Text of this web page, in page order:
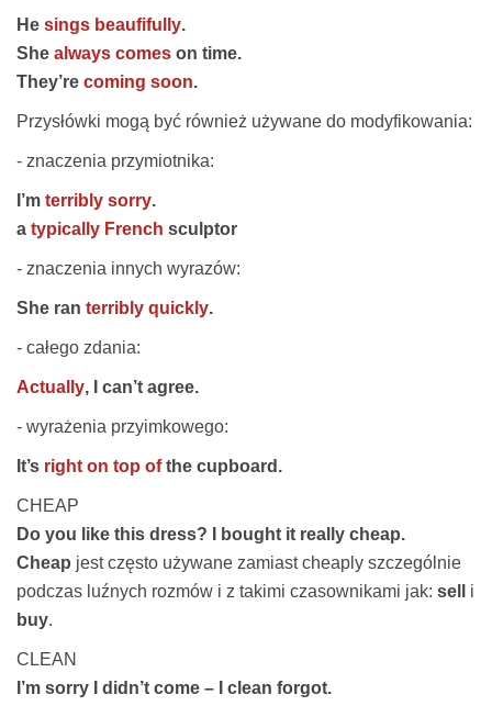
He sings beaufifully.
She always comes on time.
They’re coming soon.
Przysłówki mogą być również używane do modyfikowania:
- znaczenia przymiotnika:
I’m terribly sorry.
a typically French sculptor
- znaczenia innych wyrazów:
She ran terribly quickly.
- całego zdania:
Actually, I can’t agree.
- wyrażenia przyimkowego:
It’s right on top ofthe cupboard.
CHEAP
Do you like this dress? I bought it really cheap.
Cheap jest często używane zamiast cheaply szczególnie
podczas luźnych rozmów i z takimi czasownikami jak: sell
i
buy.
CLEAN
I’m sorry I didn’t come – I clean forgot.